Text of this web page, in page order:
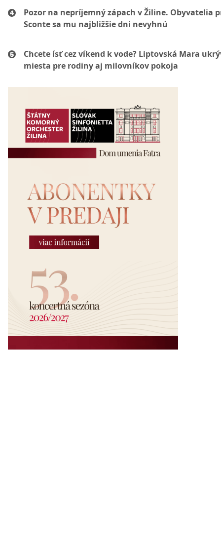
Pozor na nepríjemný zápach v Žiline. Obyvatelia
Sconte sa mu najbližšie dni nevyhnú
Chcete ísť cez víkend k vode? Liptovská Mara
miesta pre rodiny aj milovníkov pokoja